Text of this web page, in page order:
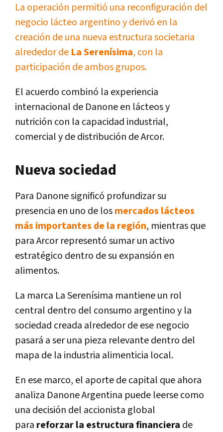
La operación permitió una reconfiguración del
negocio lácteo argentino y derivó en la
creación de una nueva estructura societaria
alrededor de La Serenísima, con la
participación de ambos grupos.
El acuerdo combinó la experiencia
internacional de Danone en lácteos y
nutrición con la capacidad industrial,
comercial y de distribución de Arcor.
Nueva sociedad
Para Danone significó profundizar su
presencia en uno de losmercados lácteos
más importantes de la región, mientras que
para Arcor representó sumar un activo
estratégico dentro de su expansión en
alimentos.
La marca La Serenísima mantiene un rol
central dentro del consumo argentino y la
sociedad creada alrededor de ese negocio
pasará a ser una pieza relevante dentro del
mapa de la industria alimenticia local.
En ese marco, el aporte de capital que ahora
analiza Danone Argentina puede leerse como
una decisión del accionista global
para reforzar la estructura financiera de